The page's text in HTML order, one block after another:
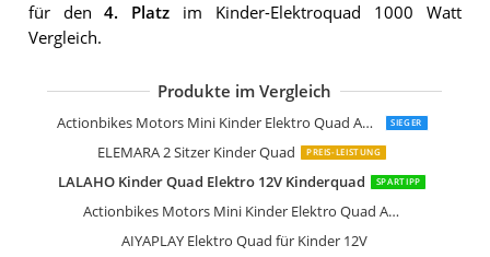
für den4. Platz im Kinder-Elektroquad 1000 Watt
Vergleich.
Produkte im Vergleich
Actionbikes Motors Mini Kinder Elektro Quad ATV Cobra 800 Watt 36 V Pocket Quad SIEGER
ELEMARA 2 Sitzer Kinder Quad PREIS-LEISTUNG
LALAHO Kinder Quad Elektro 12V Kinderquad SPARTIPP
Actionbikes Motors Mini Kinder Elektro Quad ATV Cobra 800 Watt 36 V Pocket Quad
AIYAPLAY Elektro Quad für Kinder 12V
FINOOS Kinder-Elektroquad 24V
FINOOS Kinder-Elektro Quad 2-Sitzer
AIYAPLAY Elektro Quad für Kinder
HOMCOM Elektro Quad für Kinder
DREAMADE 12V Elektro Quad
GarveeHome 12V Lila Elektro-Quad